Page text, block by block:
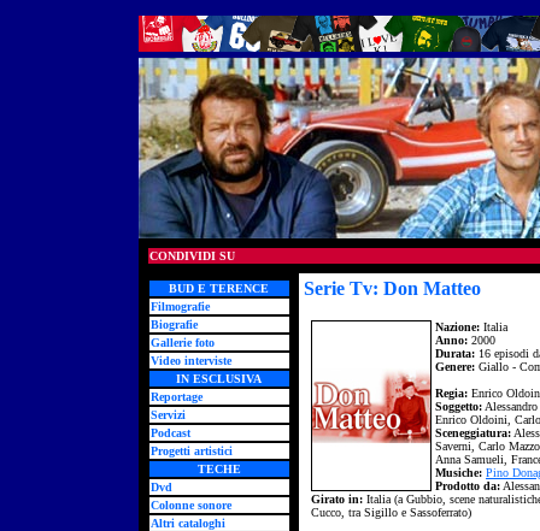
CONDIVIDI SU
BUD E TERENCE
Filmografie
Biografie
Gallerie foto
Video interviste
IN ESCLUSIVA
Reportage
Servizi
Podcast
Progetti artistici
TECHE
Dvd
Colonne sonore
Altri cataloghi
Serie Tv: Don Matteo
Nazione: Italia
Anno: 2000
Durata: 16 episodi
Genere: Giallo -
Regia: Enrico
Soggetto:
Enrico Oldoini,
Sceneggiatura:
Saverni, Carlo
Anna Samueli,
Musiche: Pino
Prodotto da:
Girato in: Italia (a Gubbio, scene
Cucco, tra Sigillo e Sassoferrato)